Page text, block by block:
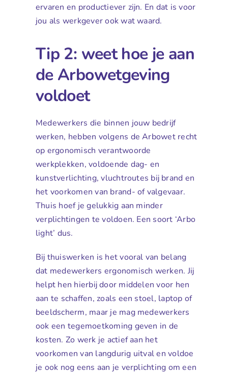
ervaren en productiever zijn. En dat is voor
jou als werkgever ook wat waard.
Tip 2: weet hoe je aan
de Arbowetgeving
voldoet
Medewerkers die binnen jouw bedrijf
werken, hebben volgens de Arbowet recht
op ergonomisch verantwoorde
werkplekken, voldoende dag- en
kunstverlichting, vluchtroutes bij brand en
het voorkomen van brand- of valgevaar.
Thuis hoef je gelukkig aan minder
verplichtingen te voldoen. Een soort ‘Arbo
light’ dus.
Bij thuiswerken is het vooral van belang
dat medewerkers ergonomisch werken. Jij
helpt hen hierbij door middelen voor hen
aan te schaffen, zoals een stoel, laptop of
beeldscherm, maar je mag medewerkers
ook een tegemoetkoming geven in de
kosten. Zo werk je actief aan het
voorkomen van langdurig uitval en voldoe
je ook nog eens aan je verplichting om een